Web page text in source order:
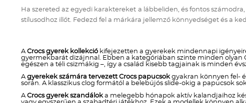
Ha szereted az egyedi karaktereket a lábbeliden, és fontos
stílusodhoz illőt. Fedezd fel a márkára jellemző könnyedséget és a
ACrocs gyerek kollekció kifejezetten a gyerekek mindennapi
gyermekbarát dizájnnal. Ebben a kategóriában szinte minden olyan
egészen a téli csizmákig –, így a család kisebb tagjainak is minden
Agyerekek számára tervezett Crocs papucsokgyakran könnyen fel-
során. A klasszikus clog formától a belebújós slide-okig a papucsok
ACrocs gyerek szandáloka melegebb hónapok aktív kalandjaihoz